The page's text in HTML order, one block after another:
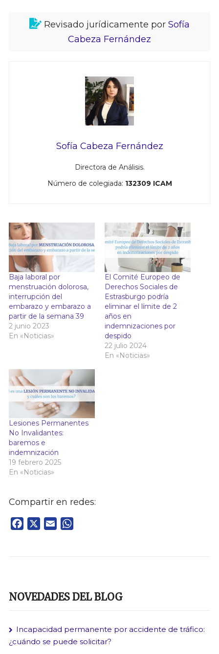
Revisado jurídicamente por Sofía
Cabeza Fernández
Sofía Cabeza Fernández
Directora de Análisis.
Número de colegiada: 132309 ICAM
Baja laboral por
menstruación dolorosa,
interrupción del
embarazo y embarazo a
partir de la semana 39
2 junio 2023
En «Noticias»
El Comité Europeo de
Derechos Sociales de
Estrasburgo podría
eliminar el límite de 2
años en
indemnizaciones por
despido
22 julio 2024
En «Noticias»
Lesiones Permanentes
No Invalidantes:
baremos e
indemnización
19 febrero 2025
En «Noticias»
Compartir en redes:
Facebook Email
NOVEDADES DEL BLOG
Incapacidad permanente por accidente de tráfico:
¿cuándo se puede solicitar?